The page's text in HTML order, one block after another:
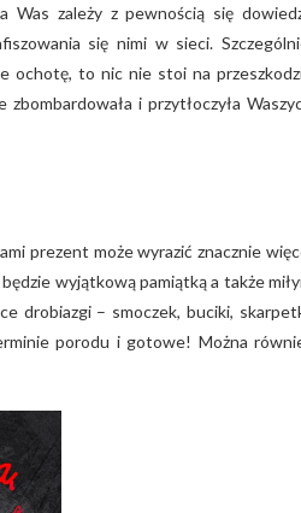
Was zależy z pewnością się
się nimi w sieci.
ochotę, to nic nie stoi na
i przytłoczyła
prezent może wyrazić znacznie
wyjątkową pamiątką a także
drobiazgi – smoczek, buciki,
porodu i gotowe! Można